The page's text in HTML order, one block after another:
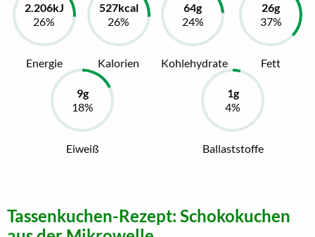
Energie Kalorien Kohlehydrate Fett
Eiweiß Ballaststoffe
Tassenkuchen-Rezept: Schokokuchen